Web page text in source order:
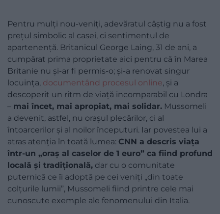
Pentru mulți nou-veniți, adevăratul câștig nu a fost
prețul simbolic al casei, ci sentimentul de
apartenență. Britanicul George Laing, 31 de ani, a
cumpărat prima proprietate aici pentru că în Marea
Britanie nu și-ar fi permis-o; și-a renovat singur
locuința, documentând procesul online, și a
descoperit un ritm de viață incomparabil cu Londra
– mai încet, mai apropiat, mai solidar. Mussomeli
a devenit, astfel, nu orașul plecărilor, ci al
întoarcerilor și al noilor începuturi. Iar povestea lui a
atras atenția în toată lumea: CNN a descris viața
într-un „oraș al caselor de 1 euro” ca fiind profund
locală și tradițională, dar cu o comunitate
puternică ce îi adoptă pe cei veniți „din toate
colțurile lumii”, Mussomeli fiind printre cele mai
cunoscute exemple ale fenomenului din Italia.